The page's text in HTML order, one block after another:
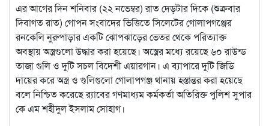
এর আগের দিন শনিবার (২২ নভেম্বর) রাত দেড়টার দিকে (শুক্রবার
দিবাগত রাত) গোপন সংবাদের ভিত্তিতে সিলেটের গোলাপগঞ্জের
রনকেলি নুরুপাড়ার একটি ঝোপঝাড়ের ভেতর থেকে পরিত্যাক্ত
অবস্থায় অস্ত্রগুলো উদ্ধার করা হয়েছে। অস্ত্রের মধ্যে রয়েছে ৬০ রাউন্ড
তাজা গুলি ও দুটি সচল বিদেশী এয়ারগান। এ ব্যাপারে দুটি জিডি
দায়ের করে অস্ত্র ও গুলিগুলো গোলাপগঞ্জ থানায় হস্তান্তর করা হয়েছে
বলে নিশ্চিত করেছে র‌্যাবের গণমাধ্যম কর্মকর্তা অতিরিক্ত পুলিশ সুপার
কে এম শহীদুল ইসলাম সোহাগ।